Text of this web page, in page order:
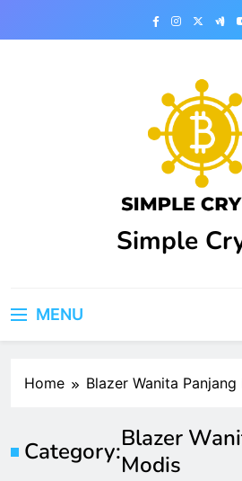
Simple
MENU
Home Blazer Wanita
Category:Blazer
Modis